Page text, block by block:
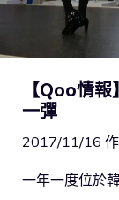
【Qoo情
一彈
2017/11/16
一年一度位於